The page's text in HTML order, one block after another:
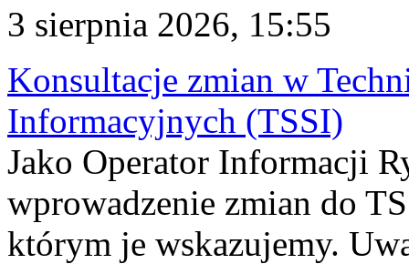
3 sierpnia 2026, 15:55
Konsultacje zmian w
Informacyjnych (TSSI)
Jako Operator Informacji
wprowadzenie zmian do
którym je wskazujemy.